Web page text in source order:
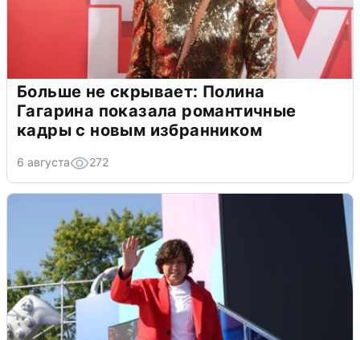
Больше не скрывает: Полина
Гагарина показала романтичные
кадры с новым избранником
6 августа 272